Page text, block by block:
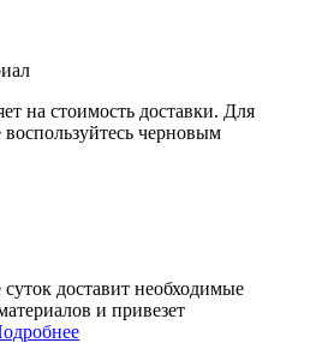
на стоимость доставки. Для
черновым
доставит необходимые
и привезет